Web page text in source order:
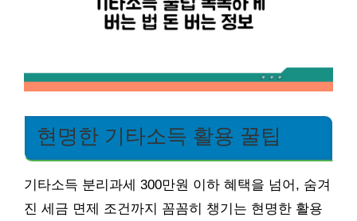
현명한 기타소득 활용 꿀팁
기타소득 분리과세 300만원 이하 혜택을 넘어, 숨겨
진 세금 면제 조건까지 꼼꼼히 챙기는 현명한 활용